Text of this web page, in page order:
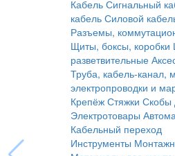
Кабель Сигнальный
кабель Силовой
Разъемы,
Щиты, боксы, коробки
разветвительные
Труба, кабель-канал,
электропроводки и
Крепёж Стяжки Скобы
Электротовары
Кабельный переход
Инструменты